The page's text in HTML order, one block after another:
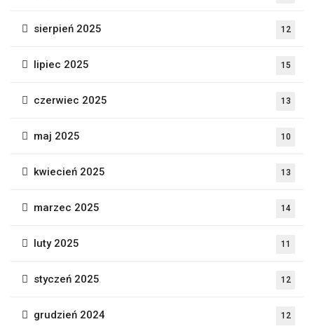
sierpień 2025 12
lipiec 2025 15
czerwiec 2025 13
maj 2025 10
kwiecień 2025 13
marzec 2025 14
luty 2025 11
styczeń 2025 12
grudzień 2024 12